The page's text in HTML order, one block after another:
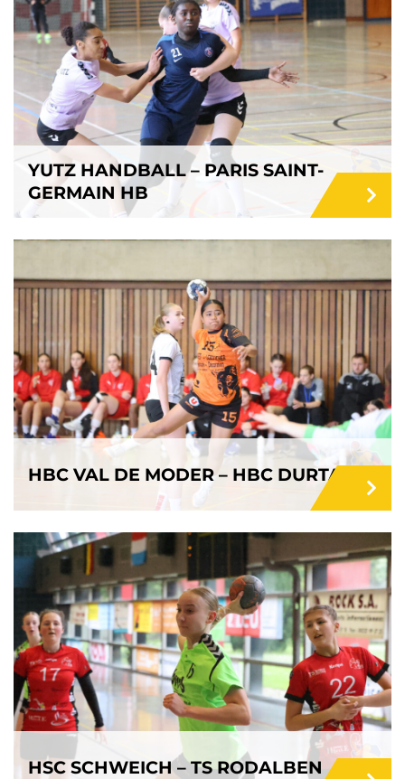
YUTZ HANDBALL – PARIS SAINT-
GERMAIN HB
HBC VAL DE MODER – HBC DURTAL
HSC SCHWEICH – TS RODALBEN